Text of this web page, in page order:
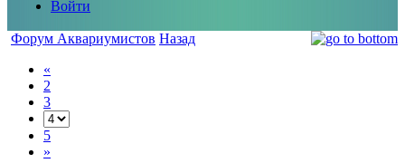
Войти
Форум Аквариумистов Назад
«
2
3
5
»